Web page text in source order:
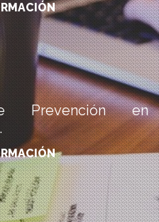
Prevención en